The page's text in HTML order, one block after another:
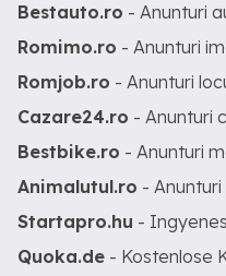
Bestauto.ro - Anunturi
Romimo.ro - Anunturi
Romjob.ro - Anunturi
Cazare24.ro - Anunturi
Bestbike.ro - Anunturi
Animalutul.ro -
Startapro.hu -
Quoka.de - Kostenlose